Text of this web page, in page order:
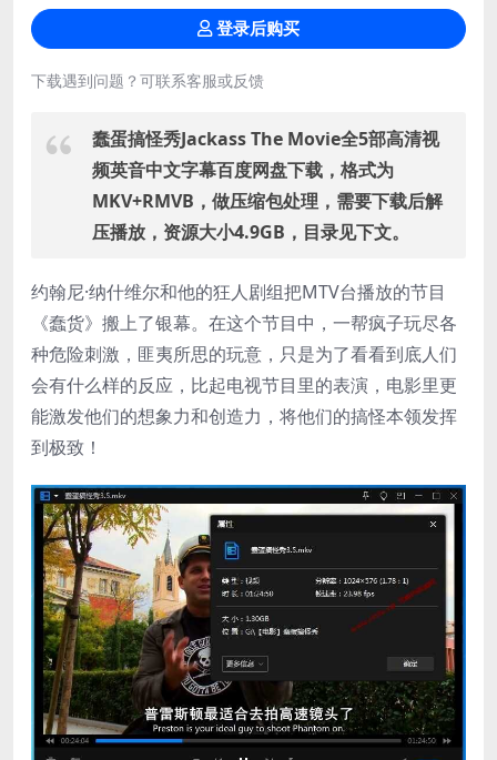
登录后购买
下载遇到问题？可联系客服或反馈
蠢蛋搞怪秀Jackass The Movie全5部高清视
频英音中文字幕百度网盘下载，格式为
MKV+RMVB，做压缩包处理，需要下载后解
压播放，资源大小4.9GB，目录见下文。
约翰尼·纳什维尔和他的狂人剧组把MTV台播放的节目
《蠢货》搬上了银幕。在这个节目中，一帮疯子玩尽各
种危险刺激，匪夷所思的玩意，只是为了看看到底人们
会有什么样的反应，比起电视节目里的表演，电影里更
能激发他们的想象力和创造力，将他们的搞怪本领发挥
到极致！